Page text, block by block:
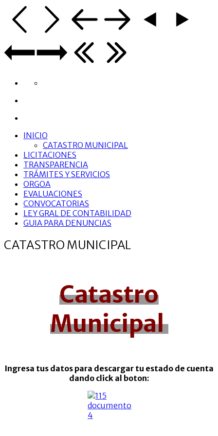
INICIO
CATASTRO MUNICIPAL
LICITACIONES
TRANSPARENCIA
TRÁMITES Y SERVICIOS
ORGOA
EVALUACIONES
CONVOCATORIAS
LEY GRAL DE CONTABILIDAD
GUIA PARA DENUNCIAS
CATASTRO MUNICIPAL
Catastro
Municipal
Ingresa tus datos para descargar tu estado de cuenta
dando click al boton: